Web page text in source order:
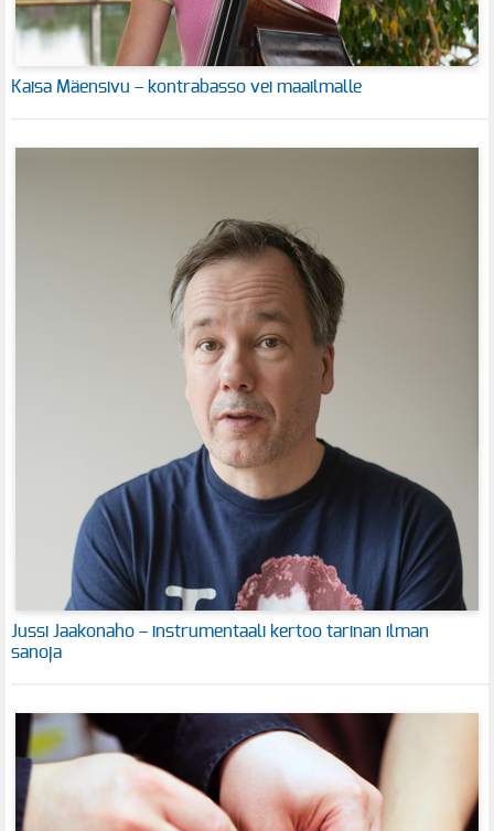
Kaisa Mäensivu – kontrabasso vei maailmalle
Jussi Jaakonaho – instrumentaali kertoo tarinan ilman
sanoja